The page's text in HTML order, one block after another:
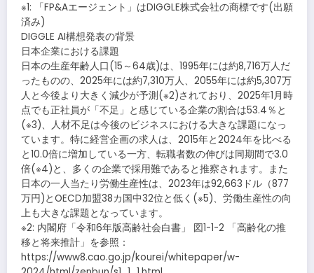
※1: 「FP&Aエージェント」はDIGGLE株式会社の商標です(出願
済み)
DIGGLE AI構想発表の背景
日本企業における課題
日本の生産年齢人口(15～64歳)は、1995年には約8,716万人だ
ったものの、2025年には約7,310万人、2055年には約5,307万
人と今後より大きく減少が予測(※2)されており、2025年1月時
点でも正社員が「不足」と感じている企業の割合は53.4％と
(※3)、人材不足は今後のビジネスにおける大きな課題になっ
ています。特に経営企画の求人は、2015年と2024年を比べる
と10.0倍に増加している一方、転職者数の伸びは同期間で3.0
倍(※4)と、多くの企業で採用難であると推察されます。また
日本の一人当たり労働生産性は、2023年は92,663ドル（877
万円)とOECD加盟38カ国中32位と低く(※5)、労働生産性の向
上も大きな課題となっています。
※2: 内閣府「令和6年版高齢社会白書」 図1-1-2 「高齢化の推
移と将来推計」を参照：
https://www8.cao.go.jp/kourei/whitepaper/w-